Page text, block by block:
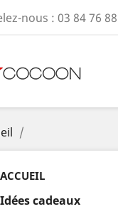
nous : 03 84 76
ACCUEIL
Idées cadeaux